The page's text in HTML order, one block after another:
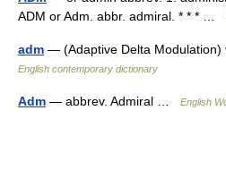
ADM or Adm. abbr. admiral. * * * …
adm — (Adaptive Delta
English contemporary dictionary
Adm — abbrev. Admiral … English